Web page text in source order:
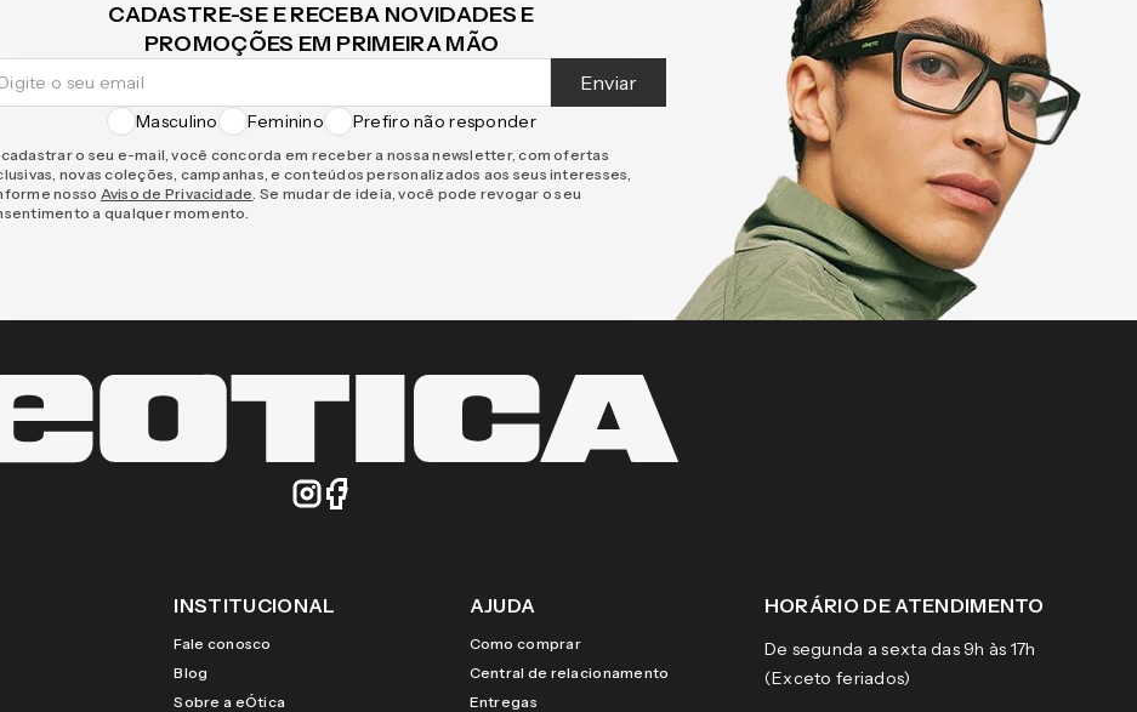
CADASTRE-SE E RECEBA NOVIDADES E
PROMOÇÕES EM PRIMEIRA MÃO
Enviar
Masculino Feminino Prefiro não responder
o seu e-mail, você concorda em receber a nossa newsletter, com ofertas
novas coleções, campanhas, e conteúdos personalizados aos seus interesses,
nosso Aviso de Privacidade. Se mudar de ideia, você pode revogar o seu
a qualquer momento.
INSTITUCIONAL
Fale conosco
Blog
Sobre a eÓtica
AJUDA
Como comprar
Central de relacionamento
Entregas
HORÁRIO DE ATENDIMENTO
De segunda a sexta das 9h às 17h
(Exceto feriados)